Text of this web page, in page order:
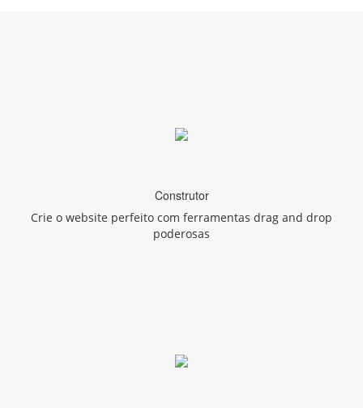
Construtor
Crie o website perfeito com ferramentas drag and drop
poderosas